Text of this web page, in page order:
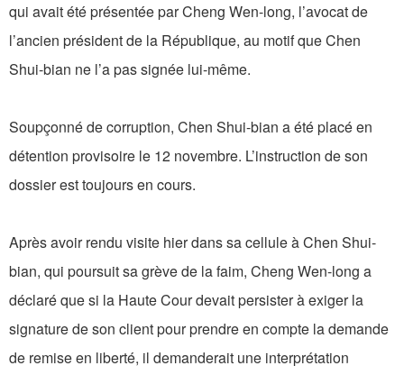
qui avait été présentée par Cheng Wen-long, l’avocat de
l’ancien président de la République, au motif que Chen
Shui-bian ne l’a pas signée lui-même.
Soupçonné de corruption, Chen Shui-bian a été placé en
détention provisoire le 12 novembre. L’instruction de son
dossier est toujours en cours.
Après avoir rendu visite hier dans sa cellule à Chen Shui-
bian, qui poursuit sa grève de la faim, Cheng Wen-long a
déclaré que si la Haute Cour devait persister à exiger la
signature de son client pour prendre en compte la demande
de remise en liberté, il demanderait une interprétation